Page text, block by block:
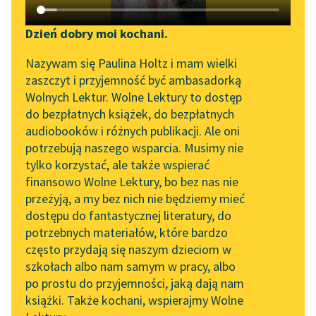
Katalog DAISY
Podkasty o książkach
Zgłoś brak utworu
Aktualności
„Prokurator Alicja Horn”
do słuchania
Byliśmy częścią AI Impact
Lab
Zapraszamy na spotkanie
online z tłumaczkami
literatury skandynawskiej
Spotkanie z Katarzyną
Tunkiel w Oslo
102. lata temu zmarł
Joseph Conrad
Narzędzia
Mapa Wolnych Lektur
Leśmianator
Przewodnik dla piszących i
czytających
API
OAI-PMH
Widget Wolnych Lektur
Przypisy
Dzień dobry moi kochani.
Nazywam się Paulina Holtz i mam wielki
zaszczyt i przyjemność być ambasadorką
Wolnych Lektur. Wolne Lektury to dostęp
do bezpłatnych książek, do bezpłatnych
audiobooków i różnych publikacji. Ale oni
potrzebują naszego wsparcia. Musimy nie
tylko korzystać, ale także wspierać
finansowo Wolne Lektury, bo bez nas nie
przeżyją, a my bez nich nie będziemy mieć
dostępu do fantastycznej literatury, do
potrzebnych materiałów, które bardzo
często przydają się naszym dzieciom w
szkołach albo nam samym w pracy, albo
po prostu do przyjemności, jaką dają nam
książki. Także kochani, wspierajmy Wolne
Sortuj:
wiersze Krystyny Krahelskiej